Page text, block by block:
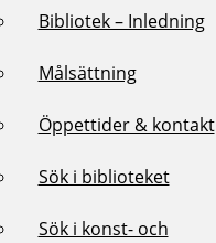
Bibliotek – Inledning
Målsättning
Öppettider & kontakt
Sök i biblioteket
Sök i konst- och